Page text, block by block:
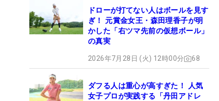
ドローが打てない人はボールを見す
ぎ！ 元賞金女王・森田理香子が明
かした「右ツマ先前の仮想ボール」
の真実
2026年7月28日 (火) 12時00分 68
ダフる人は重心が高すぎた！ 人気
女子プロが実践する「丹田アドレ